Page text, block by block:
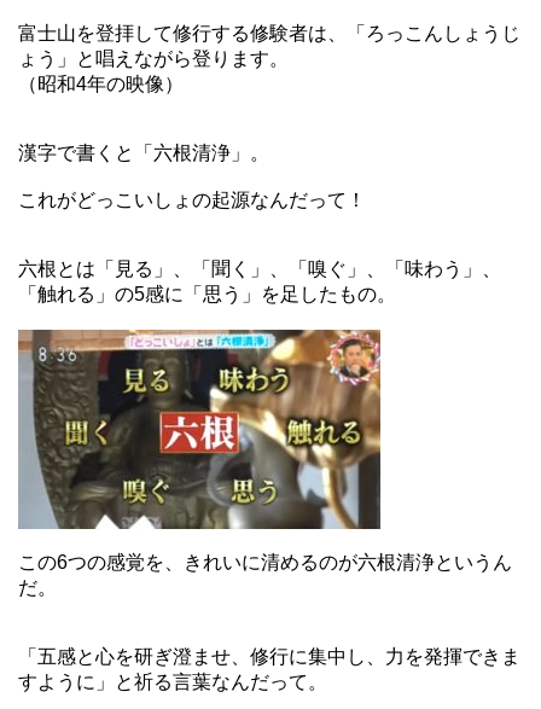
富士山を登拝して修行する修験者は、「ろっこんしょうじ
ょう」と唱えながら登ります。
（昭和4年の映像）
漢字で書くと「六根清浄」。
これがどっこいしょの起源なんだって！
六根とは「見る」、「聞く」、「嗅ぐ」、「味わう」、
「触れる」の5感に「思う」を足したもの。
この6つの感覚を、きれいに清めるのが六根清浄というん
だ。
「五感と心を研ぎ澄ませ、修行に集中し、力を発揮できま
すように」と祈る言葉なんだって。